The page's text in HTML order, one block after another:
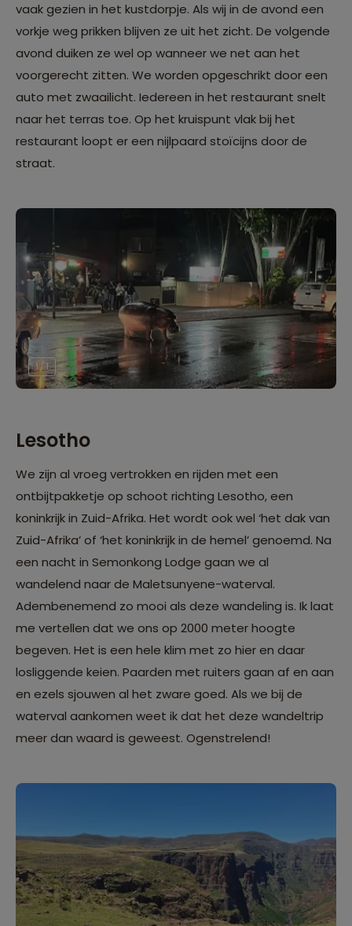
vaak gezien in het kustdorpje. Als wij in de avond een
vorkje weg prikken blijven ze uit het zicht. De volgende
avond duiken ze wel op wanneer we net aan het
voorgerecht zitten. We worden opgeschrikt door een
auto met zwaailicht. Iedereen in het restaurant snelt
naar het terras toe. Op het kruispunt vlak bij het
restaurant loopt er een nijlpaard stoïcijns door de
straat.
1 / 1
Lesotho
We zijn al vroeg vertrokken en rijden met een
ontbijtpakketje op schoot richting Lesotho, een
koninkrijk in Zuid-Afrika. Het wordt ook wel ‘het dak van
Zuid-Afrika’ of ‘het koninkrijk in de hemel’ genoemd. Na
een nacht in Semonkong Lodge gaan we al
wandelend naar de Maletsunyene-waterval.
Adembenemend zo mooi als deze wandeling is. Ik laat
me vertellen dat we ons op 2000 meter hoogte
begeven. Het is een hele klim met zo hier en daar
losliggende keien. Paarden met ruiters gaan af en aan
en ezels sjouwen al het zware goed. Als we bij de
waterval aankomen weet ik dat het deze wandeltrip
meer dan waard is geweest. Ogenstrelend!